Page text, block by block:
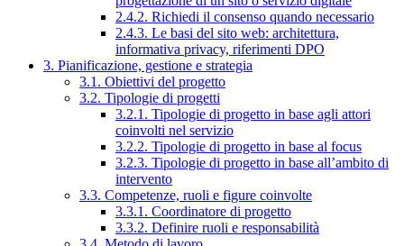
2.4.2. Richiedi il consenso quando necessario
2.4.3. Le basi del sito web: architettura,
informativa privacy, riferimenti DPO
3. Pianificazione, gestione e strategia
3.1. Obiettivi del progetto
3.2. Tipologie di progetti
3.2.1. Tipologie di progetto in base agli attori
coinvolti nel servizio
3.2.2. Tipologie di progetto in base al focus
3.2.3. Tipologie di progetto in base all’ambito di
intervento
3.3. Competenze, ruoli e figure coinvolte
3.3.1. Coordinatore di progetto
3.3.2. Definire ruoli e responsabilità